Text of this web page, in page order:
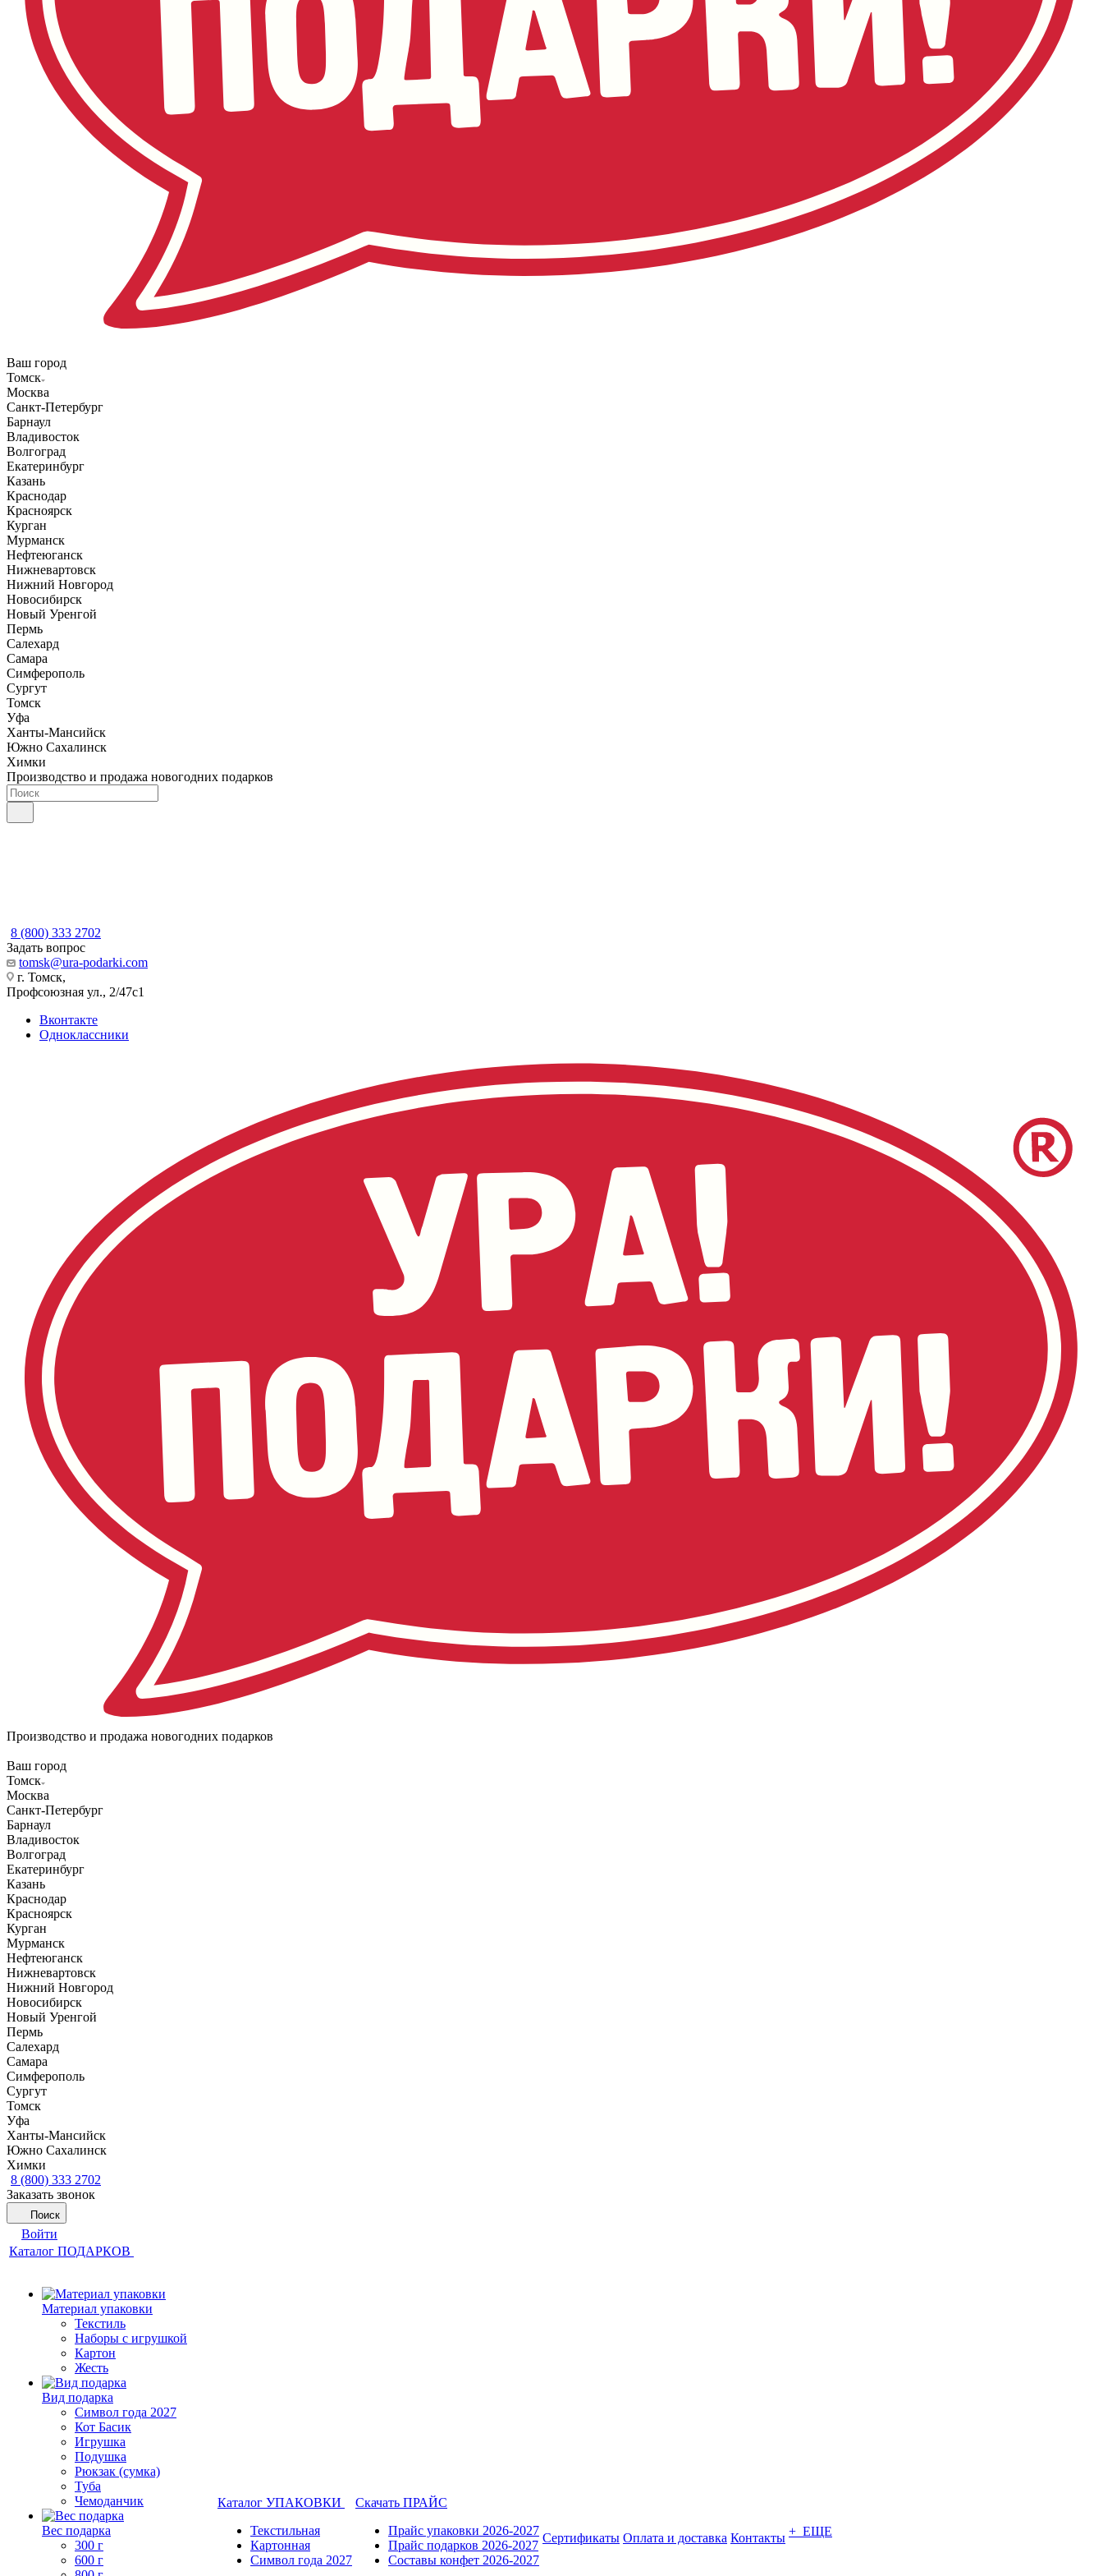
Ваш город
Томск
Москва
Санкт-Петербург
Барнаул
Владивосток
Волгоград
Екатеринбург
Казань
Краснодар
Красноярск
Курган
Мурманск
Нефтеюганск
Нижневартовск
Нижний Новгород
Новосибирск
Новый Уренгой
Пермь
Салехард
Самара
Симферополь
Сургут
Томск
Уфа
Ханты-Мансийск
Южно Сахалинск
Химки
Производство и продажа новогодних подарков
8 (800) 333 2702
Задать вопрос
tomsk@ura-podarki.com
г. Томск,
Профсоюзная ул., 2/47с1
Вконтакте
Одноклассники
Производство и продажа новогодних подарков
Ваш город
Томск
Москва
Санкт-Петербург
Барнаул
Владивосток
Волгоград
Екатеринбург
Казань
Краснодар
Красноярск
Курган
Мурманск
Нефтеюганск
Нижневартовск
Нижний Новгород
Новосибирск
Новый Уренгой
Пермь
Салехард
Самара
Симферополь
Сургут
Томск
Уфа
Ханты-Мансийск
Южно Сахалинск
Химки
8 (800) 333 2702
Заказать звонок
Поиск
Войти
Каталог ПОДАРКОВ
Материал упаковки
Текстиль
Наборы с игрушкой
Картон
Жесть
Вид подарка
Символ года 2027
Кот Басик
Игрушка
Подушка
Рюкзак (сумка)
Туба
Чемоданчик
Вес подарка
300 г
600 г
Каталог УПАКОВКИ
Текстильная
Картонная
Символ года 2027
Скачать ПРАЙС
Прайс упаковки 2026-2027
Прайс подарков 2026-2027
Составы конфет 2026-2027
Сертификаты Оплата и доставка Контакты + ЕЩЕ